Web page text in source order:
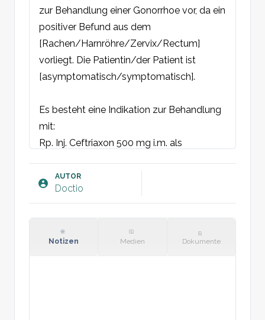
zur Behandlung einer Gonorrhoe vor, da ein
positiver Befund aus dem
[Rachen/Harnröhre/Zervix/Rectum]
vorliegt. Die Patientin/der Patient ist
[asymptomatisch/symptomatisch].
Es besteht eine Indikation zur Behandlung
mit:
Rp. Inj. Ceftriaxon 500 mg i.m. als
urogenitaler und oropharyngealer
Gonorrhoe).
Azithromycin p.o. als Einzeldosis (bei
AUTOR
Doctio
Notizen Medien Dokumente